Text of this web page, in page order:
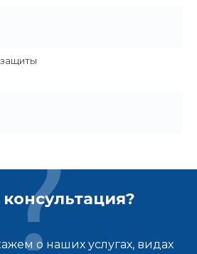
о наших услугах, видах